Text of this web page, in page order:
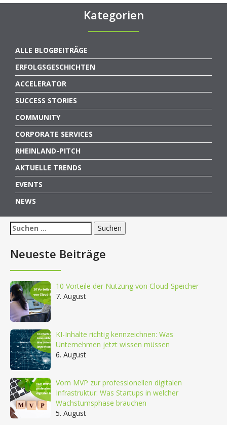
Kategorien
ALLE BLOGBEITRÄGE
ERFOLGSGESCHICHTEN
ACCELERATOR
SUCCESS STORIES
COMMUNITY
CORPORATE SERVICES
RHEINLAND-PITCH
AKTUELLE TRENDS
EVENTS
NEWS
Suchen
nach:
Neueste Beiträge
10 Vorteile der Nutzung von Cloud-Speicher
7. August
KI-Inhalte richtig kennzeichnen: Was
Unternehmen jetzt wissen müssen
6. August
Vom MVP zur professionellen digitalen
Infrastruktur: Was Startups in welcher
Wachstumsphase brauchen
5. August